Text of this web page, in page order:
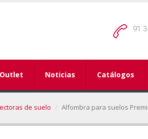
91
Outlet Noticias Catálogos
de suelo Alfombra para suelos